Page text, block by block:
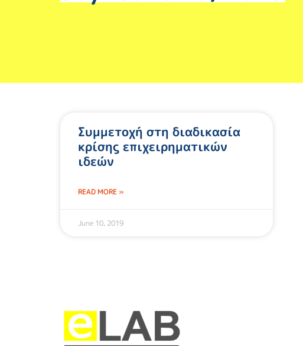
Συμμετοχή στη διαδικασία
κρίσης επιχειρηματικών
ιδεών
READ MORE »
June 10, 2019